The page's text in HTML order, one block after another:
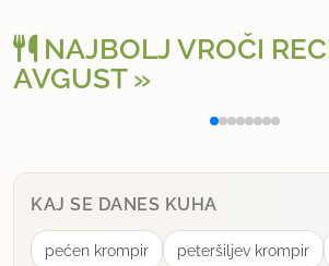
uporabno
5.6.2012 ob 11:22
Če boste uporabili mango, potem
NAJBOLJ VROČI
AVGUST
Polnjena paprika na klasičen način
KAJ SE DANES KUHA
pećen krompir peteršiljev krompir